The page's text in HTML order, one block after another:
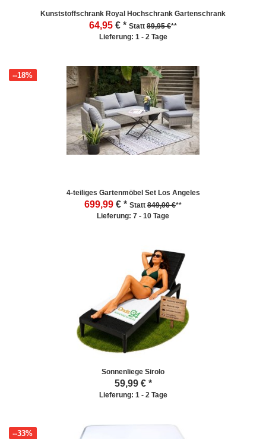
Kunststoffschrank Royal Hochschrank Gartenschrank
64,95 € * Statt 89,95 €**
Lieferung: 1 - 2 Tage
4-teiliges Gartenmöbel Set Los Angeles
699,99
--18%
€ * Statt 849,00 €**
Lieferung: 7 - 10 Tage
Sonnenliege Sirolo
59,99€ *
Lieferung: 1 - 2 Tage
--33%